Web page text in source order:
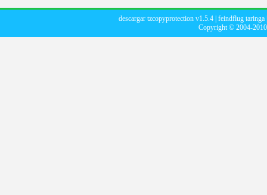
descargar tzcopyprotection v1.5.4| feindflug taringa
Copyright © 2004-